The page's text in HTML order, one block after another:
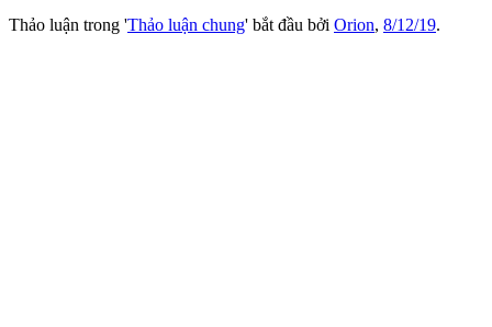
Thảo luận trong 'Thảo luận chung' bắt đầu bởi Orion, 8/12/19.